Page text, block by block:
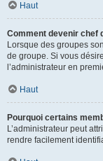
Haut
Comment devenir chef
Lorsque des groupes
de groupe. Si vous
l’administrateur en
Haut
Pourquoi certains
L’administrateur peut
rendre facilement